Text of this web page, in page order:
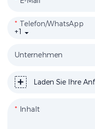
+1
Telefon/WhatsApp
Unternehmen
Laden Sie Ihre
Inhalt